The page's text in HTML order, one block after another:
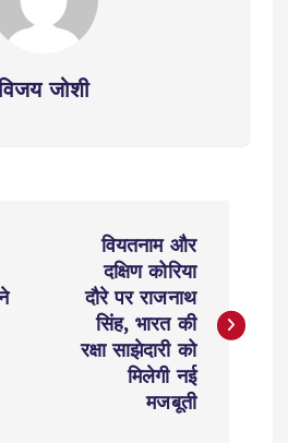
जोशी
वियतनाम और
दक्षिण कोरिया
दौरे पर राजनाथ
सिंह, भारत की
रक्षा साझेदारी को
मिलेगी नई
मजबूती